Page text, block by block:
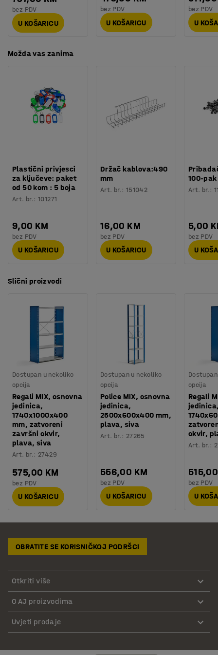
bez PDV
U KOŠARICU
bez PDV
U KOŠARICU
bez PDV
U
Možda vas zanima
Plastični privjesci
za ključeve: paket
od 50 kom : 5 boja
Art. br.:101271
9,00 KM
bez PDV
U KOŠARICU
Držač kablova:490
mm
Art. br.: 151042
16,00 KM
bez PDV
U KOŠARICU
100-pak
Art. br.:
5,00
bez PDV
U
Slični proizvodi
Dostupan u nekoliko
opcija
Regali MIX, osnovna
jedinica,
1740x1000x400
mm, zatvoreni
završni okvir,
plava, siva
Art. br.: 27429
575,00 KM
bez PDV
U KOŠARICU
Dostupan u nekoliko
opcija
Police MIX, osnovna
jedinica,
2500x600x400 mm,
plava, siva
Art. br.: 27265
556,00 KM
bez PDV
U KOŠARICU
opcija
Regali
okvir,
Art. br.:
bez PDV
U
OBRATITE SE KORISNIČKOJ PODRŠCI
Otkriti više
O AJ proizvodima
Uvjeti prodaje